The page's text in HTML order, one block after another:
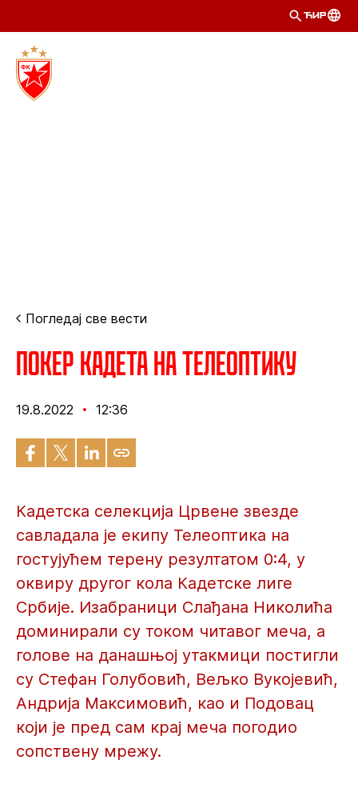
ЋИР
Погледај све вести
Покер кадета на Телеоптику
19.8.2022 12:36
Кадетска селекција Црвене звезде
савладала је екипу Телеоптика на
гостујућем терену резултатом 0:4, у
оквиру другог кола Кадетске лиге
Србије. Изабраници Слађана Николића
доминирали су током читавог меча, а
голове на данашњој утакмици постигли
су Стефан Голубовић, Вељко Вукојевић,
Андрија Максимовић, као и Подовац
који је пред сам крај меча погодио
сопствену мрежу.